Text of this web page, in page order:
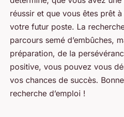
réussir et que vous êtes prêt
votre futur poste. La
parcours semé d’embûches,
préparation, de la
positive, vous pouvez vous
vos chances de succès.
recherche d’emploi !